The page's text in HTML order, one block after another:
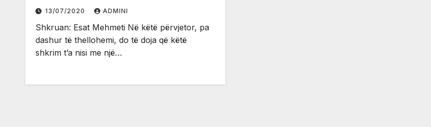
13/07/2020 ADMINI
Shkruan: Esat Mehmeti Në këtë përvjetor, pa
dashur të thellohemi, do të doja që këtë
shkrim t’a nisi me një…